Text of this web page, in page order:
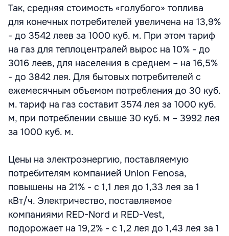
Так, средняя стоимость «голубого» топлива
для конечных потребителей увеличена на 13,9%
- до 3542 леев за 1000 куб. м. При этом тариф
на газ для теплоцентралей вырос на 10% - до
3016 леев, для населения в среднем – на 16,5%
- до 3842 лея. Для бытовых потребителей с
ежемесячным объемом потребления до 30 куб.
м. тариф на газ составит 3574 лея за 1000 куб.
м, при потреблении свыше 30 куб. м – 3992 лея
за 1000 куб. м.
Цены на электроэнергию, поставляемую
потребителям компанией Union Fenosa,
повышены на 21% - с 1,1 лея до 1,33 лея за 1
кВт/ч. Электричество, поставляемое
компаниями RED-Nord и RED-Vest,
подорожает на 19,2% - с 1,2 лея до 1,43 лея за 1